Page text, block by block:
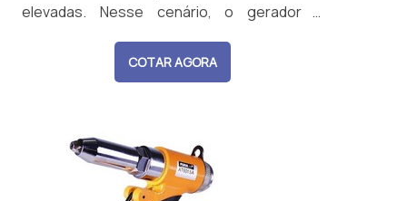
elevadas. Nesse cenário, o gerador a
PRINCIPAIS FUNÇÕES DO EQUIPAMENTODe
maneira simplificada, o gerador do tipo a
COTAR AGORA